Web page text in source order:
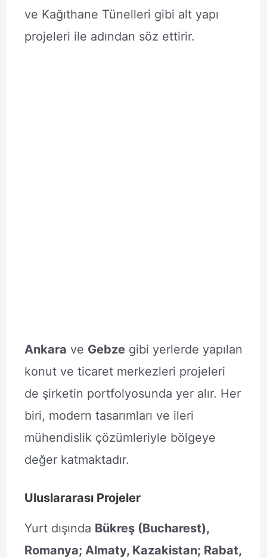
ve Kağıthane Tünelleri gibi alt yapı
projeleri ile adından söz ettirir.
Ankara ve Gebzegibi yerlerde yapılan
konut ve ticaret merkezleri projeleri
de şirketin portfolyosunda yer alır. Her
biri, modern tasarımları ve ileri
mühendislik çözümleriyle bölgeye
değer katmaktadır.
Uluslararası Projeler
Yurt dışında Bükreş (Bucharest),
Romanya; Almaty, Kazakistan; Rabat,